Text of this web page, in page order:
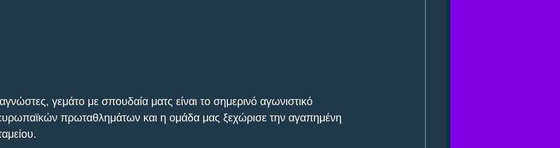
γεμάτο με σπουδαία ματς είναι το σημερινό αγωνιστικό
πρωταθλημάτων και η ομάδα μας ξεχώρισε την αγαπημένη